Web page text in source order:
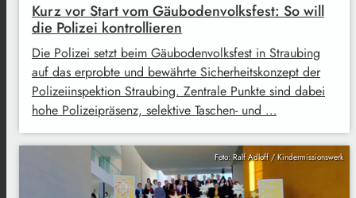
Kurz vor Start vom Gäubodenvolksfest: So will
die Polizei kontrollieren
Die Polizei setzt beim Gäubodenvolksfest in Straubing
auf das erprobte und bewährte Sicherheitskonzept der
Polizeiinspektion Straubing. Zentrale Punkte sind dabei
hohe Polizeipräsenz, selektive Taschen- und …
Foto: Ralf Adloff / Kindermissionswerk